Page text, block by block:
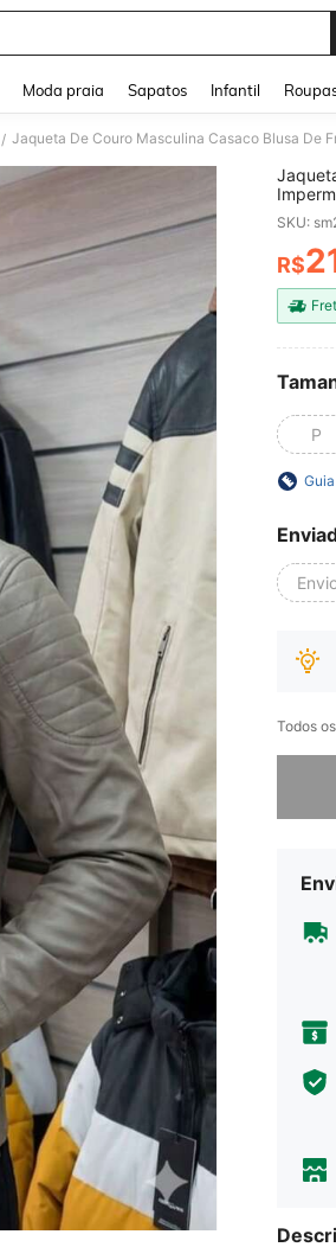
Moda praia Sapatos Infantil
/ Jaqueta De Couro Masculina Casaco Blusa De
SKU:
R$
P
Todos